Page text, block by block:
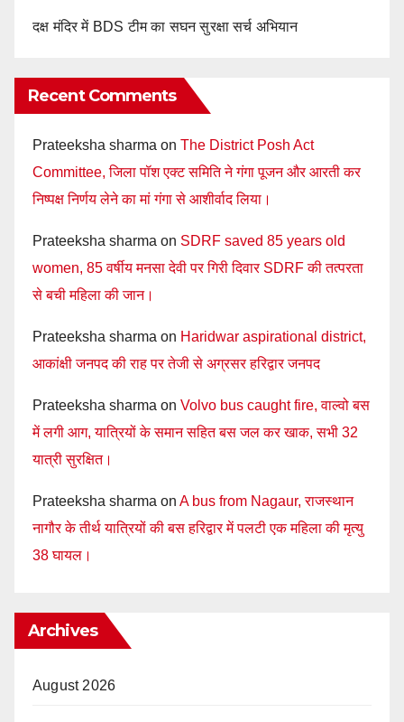
दक्ष मंदिर में BDS टीम का सघन सुरक्षा सर्च अभियान
Recent Comments
Prateeksha sharma on The District Posh Act
Committee, जिला पॉश एक्ट समिति ने गंगा पूजन और आरती कर
निष्पक्ष निर्णय लेने का मां गंगा से आशीर्वाद लिया।
Prateeksha sharma on SDRF saved 85 years old
women, 85 वर्षीय मनसा देवी पर गिरी दिवार SDRF की तत्परता
से बची महिला की जान।
Prateeksha sharma on Haridwar aspirational district,
आकांक्षी जनपद की राह पर तेजी से अग्रसर हरिद्वार जनपद
Prateeksha sharma on Volvo bus caught fire, वाल्वो बस
में लगी आग, यात्रियों के समान सहित बस जल कर खाक, सभी 32
यात्री सुरक्षित।
Prateeksha sharma on A bus from Nagaur, राजस्थान
नागौर के तीर्थ यात्रियों की बस हरिद्वार में पलटी एक महिला की मृत्यु
38 घायल।
Archives
August 2026